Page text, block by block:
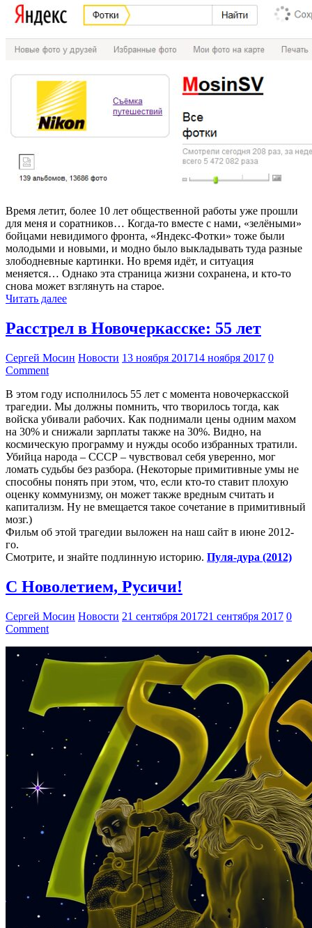
Время летит, более 10 лет общественной работы уже прошли
для меня и соратников… Когда-то вместе с нами, «зелёными»
бойцами невидимого фронта, «Яндекс-Фотки» тоже были
молодыми и новыми, и модно было выкладывать туда разные
злободневные картинки. Но время идёт, и ситуация
меняется… Однако эта страница жизни сохранена, и кто-то
снова может взглянуть на старое.
Читать далее
Расстрел в Новочеркасске: 55 лет
Сергей Мосин Новости 13 ноября 201714 ноября 2017 0
Comment
В этом году исполнилось 55 лет с момента новочеркасской
трагедии. Мы должны помнить, что творилось тогда, как
войска убивали рабочих. Как поднимали цены одним махом
на 30% и снижали зарплаты также на 30%. Видно, на
космическую программу и нужды особо избранных тратили.
Убийца народа – СССР – чувствовал себя уверенно, мог
ломать судьбы без разбора. (Некоторые примитивные умы не
способны понять при этом, что, если кто-то ставит плохую
оценку коммунизму, он может также вредным считать и
капитализм. Ну не вмещается такое сочетание в примитивный
мозг.)
Фильм об этой трагедии выложен на наш сайт в июне 2012-
го.
Смотрите, и знайте подлинную историю. Пуля-дура (2012)
С Новолетием, Русичи!
Сергей Мосин Новости 21 сентября 201721 сентября 2017 0
Comment